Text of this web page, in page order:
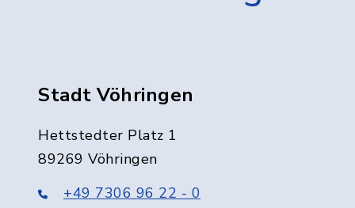
Stadt Vöhringen
Hettstedter Platz 1
89269 Vöhringen
+49 7306 96 22 - 0